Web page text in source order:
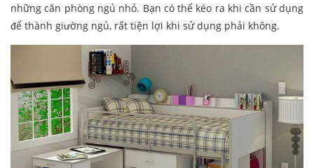
những căn phòng ngủ nhỏ. Bạn có thể kéo ra khi cần sử dụng
để thành giường ngủ, rất tiện lợi khi sử dụng phải không.